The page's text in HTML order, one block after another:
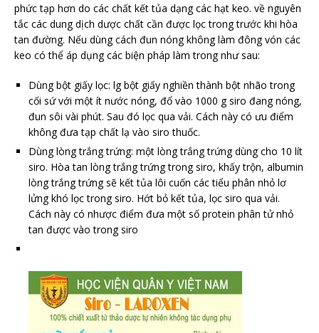
phức tạp hơn do các chất kết tủa dạng các hạt keo. về nguyên
tắc các dung dịch dược chất cần được lọc trong trước khi hòa
tan đường. Nếu dùng cách đun nóng không làm đông vón các
keo có thể áp dụng các biện pháp làm trong như sau:
Dùng bột giấy lọc: lg bột giấy nghiền thành bột nhão trong
cối sứ với một ít nước nóng, đổ vào 1000 g siro đang nóng,
đun sôi vài phút. Sau đó lọc qua vải. Cách này có ưu điểm
không đưa tạp chất lạ vào siro thuốc.
Dùng lòng trắng trứng: một lòng trắng trứng dùng cho 10 lít
siro. Hòa tan lòng trắng trứng trong siro, khấy trộn, albumin
lòng trắng trứng sẽ kết tủa lôi cuốn các tiểu phân nhỏ lơ
lửng khó lọc trong siro. Hớt bỏ kết tủa, lọc siro qua vải.
Cách này có nhược điểm đưa một số protein phân tử nhỏ
tan được vào trong siro